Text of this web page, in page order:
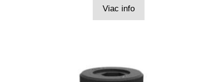
Viac info